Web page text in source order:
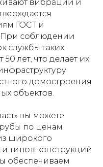
вибрации и
ГОСТ и
При соблюдении
службы таких
лет, что делает их
домостроения
объектов.
вы можете
по ценам
широкого
типов конструкций
обеспечиваем